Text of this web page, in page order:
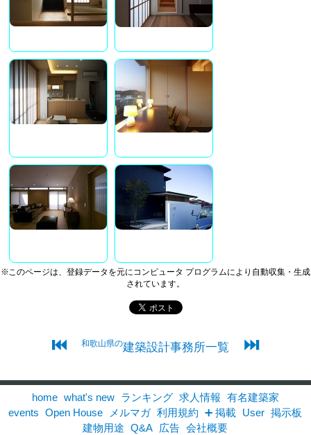
※このページは、登録データを元にコンピュータ プログラムにより自動収集・生成
されています。
⏮ 和歌山県の建築設計事務所一覧 ⏭
home what's new ランキング 求人情報 有名建築家
events
Open House メルマガ 利用規約 ➕ 掲載 User 掲示板
建物用途
Q&A 広告 会社概要